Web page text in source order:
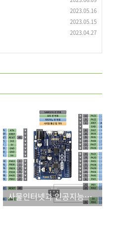
2023.05.16
2023.05.15
2023.04.27
사물인터넷과 인공지능의 확산에 대응하는 아두이노의 진화